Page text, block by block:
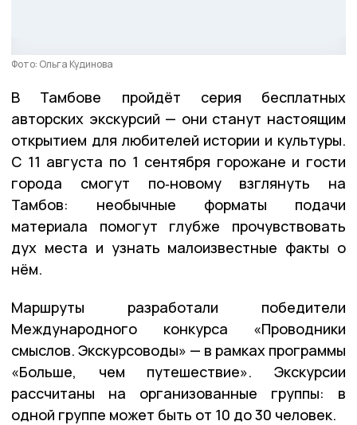
Фото: Ольга Кудинова
В Тамбове пройдёт серия бесплатных
авторских экскурсий — они станут настоящим
открытием для любителей истории и культуры.
С 11 августа по 1 сентября горожане и гости
города смогут по‑новому взглянуть на
Тамбов: необычные форматы подачи
материала помогут глубже прочувствовать
дух места и узнать малоизвестные факты о
нём.
Маршруты разработали победители
Международного конкурса «Проводники
смыслов. Экскурсоводы» — в рамках программы
«Больше, чем путешествие». Экскурсии
рассчитаны на организованные группы: в
одной группе может быть от 10 до 30 человек.